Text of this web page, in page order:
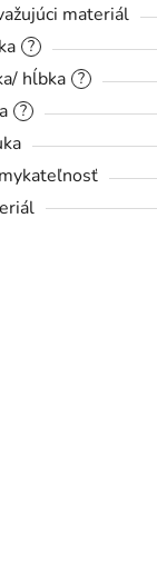
materiál
?
?
hĺbka
?